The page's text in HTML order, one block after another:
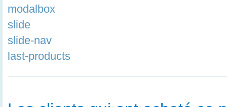
modalbox
slide
slide-nav
last-products